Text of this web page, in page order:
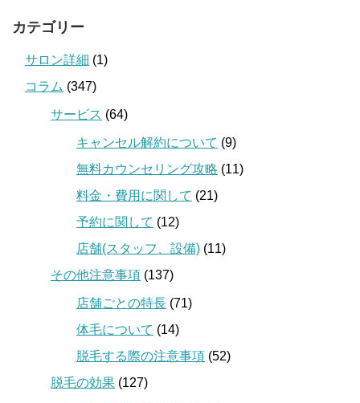
カテゴリー
サロン詳細 (1)
コラム (347)
サービス (64)
キャンセル解約について (9)
無料カウンセリング攻略 (11)
料金・費用に関して (21)
予約に関して (12)
店舗(スタッフ、設備) (11)
その他注意事項 (137)
店舗ごとの特長 (71)
体毛について (14)
脱毛する際の注意事項 (52)
脱毛の効果 (127)